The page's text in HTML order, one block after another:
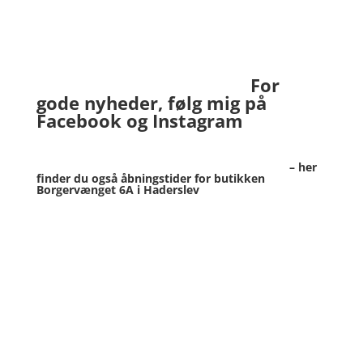
For
gode nyheder, følg mig på
Facebook og Instagram
– her
finder du også åbningstider for butikken
Borgervænget 6A i Haderslev